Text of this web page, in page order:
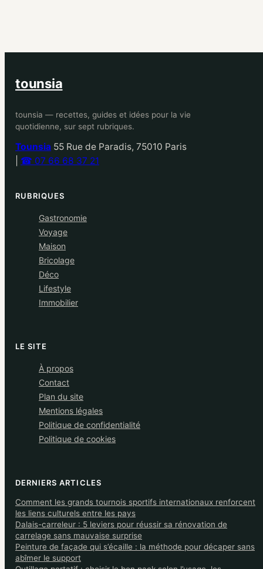
tounsia
tounsia — recettes, guides et idées pour la vie
quotidienne, sur sept rubriques.
Tounsia 55 Rue de Paradis, 75010 Paris
☎ 07 66 68 37 21
RUBRIQUES
Gastronomie
Voyage
Maison
Bricolage
Déco
Lifestyle
Immobilier
LE SITE
À propos
Contact
Plan du site
Mentions légales
Politique de confidentialité
Politique de cookies
DERNIERS ARTICLES
Comment les grands tournois sportifs internationaux renforcent
les liens culturels entre les pays
Dalais-carreleur : 5 leviers pour réussir sa rénovation de
carrelage sans mauvaise surprise
Peinture de façade qui s’écaille : la méthode pour décaper sans
abîmer le support